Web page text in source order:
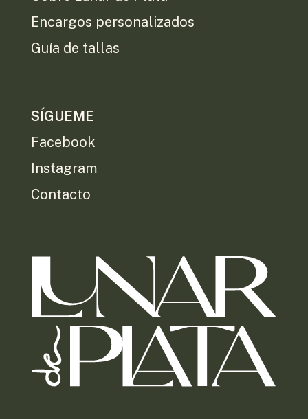
Encargos personalizados
Guía de tallas
SÍGUEME
Facebook
Instagram
Contacto